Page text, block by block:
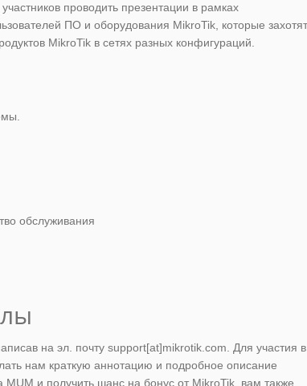
проводить презентации в рамках
ПО и оборудования MikroTik, которые захотят
MikroTik в сетях разных конфигураций.
обслуживания
на эл. почту support[at]mikrotik.com. Для участия в
нам краткую аннотацию и подробное описание
и получить шанс на бонус от MikroTik, вам также